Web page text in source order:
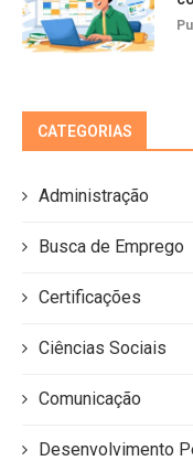
CATEGORIAS
Administração
Busca de Emprego
Certificações
Ciências Sociais
Comunicação
Desenvolvimento